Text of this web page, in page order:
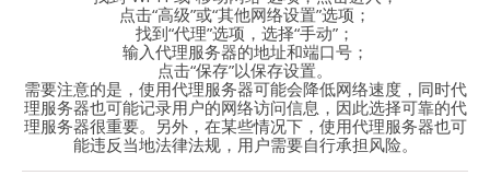
点击“高级”或“其他网络设置”选项；
找到“代理”选项，选择“手动”；
输入代理服务器的地址和端口号；
点击“保存”以保存设置。
需要注意的是，使用代理服务器可能会降低网络速度，同时代
理服务器也可能记录用户的网络访问信息，因此选择可靠的代
理服务器很重要。另外，在某些情况下，使用代理服务器也可
能违反当地法律法规，用户需要自行承担风险。